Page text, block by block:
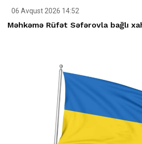
06 Avqust 2026 14:52
Məhkəmə Rüfət Səfərovla bağlı